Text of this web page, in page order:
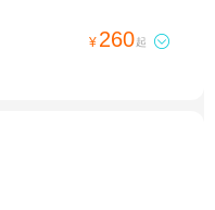
¥ 260起 